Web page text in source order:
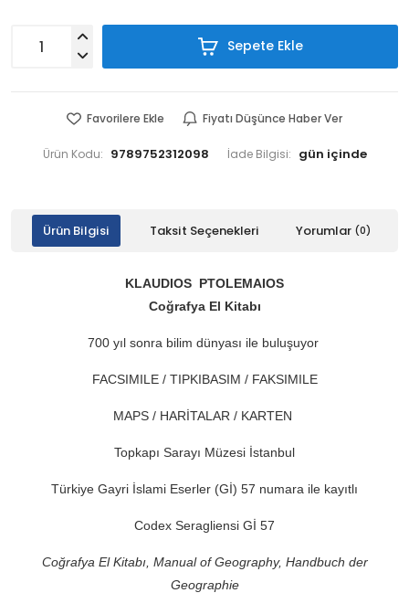
Sepete Ekle
Favorilere Ekle Fiyatı Düşünce Haber Ver
Ürün Kodu: 9789752312098 İade Bilgisi:
Ürün Bilgisi Taksit Seçenekleri Yorumlar (0)
KLAUDIOS PTOLEMAIOS
Coğrafya El Kitabı
700 yıl sonra bilim dünyası ile buluşuyor
FACSIMILE / TIPKIBASIM / FAKSIMILE
MAPS / HARİTALAR / KARTEN
Topkapı Sarayı Müzesi İstanbul
Türkiye Gayri İslami Eserler (Gİ) 57 numara ile kayıtlı
Codex Seragliensi Gİ 57
Coğrafya El Kitabı, Manual of Geography, Handbuch der
Geographie